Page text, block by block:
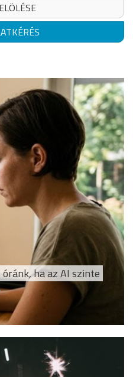
ha az AI szinte